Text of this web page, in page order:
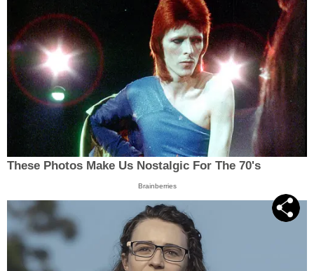
These Photos Make Us Nostalgic For The 70's
Brainberries